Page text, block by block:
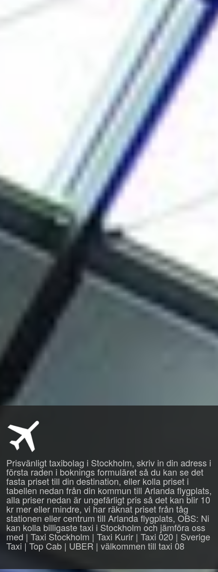
Prisvänligt taxibolag i Stockholm, skriv in din adress i
första raden i boknings formuläret så du kan se det
fasta priset till din destination, eller kolla priset i
tabellen nedan från din kommun till Arlanda flygplats,
alla priser nedan är ungefärligt pris så det kan blir 10
kr mer eller mindre, vi har räknat priset från tåg
stationen eller centrum till Arlanda flygplats, OBS: Ni
kan kolla billigaste taxi i Stockholm och jämföra oss
med | Taxi Stockholm | Taxi Kurir | Taxi 020 | Sverige
Taxi | Top Cab | UBER | välkommen till taxi 08